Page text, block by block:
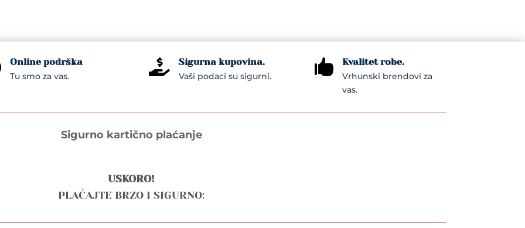
Online podrška
Tu smo za vas.  Sigurna kupovina.
Vaši podaci su sigurni.  Kvalitet robe.
Vrhunski brendovi za
vas.
Sigurno kartično plaćanje
USKORO!
PLAĆAJTE BRZO I SIGURNO: